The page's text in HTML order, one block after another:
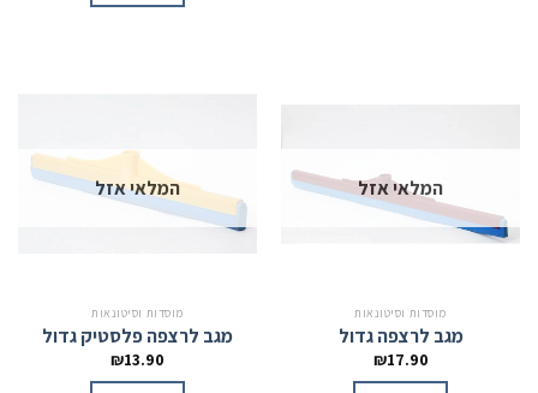
המלאי אזל
מוסדות וסיטונאות
מגב לרצפה גדול
₪17.90
המלאי אזל
מוסדות וסיטונאות
מגב לרצפה פלסטיק גדול
₪13.90